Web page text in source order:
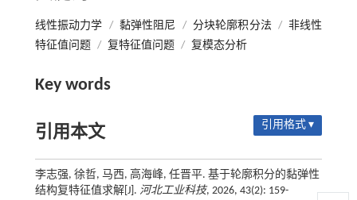
线性振动力学 / 黏弹性阻尼 / 分块轮廓积分法 / 非线性
特征值问题 / 复特征值问题 / 复模态分析
Key words
引用本文 引用格式 ▾
李志强, 徐哲, 马西, 高海峰, 任晋平. 基于轮廓积分的黏弹性
结构复特征值求解[J]. 河北工业科技, 2026, 43(2): 159-